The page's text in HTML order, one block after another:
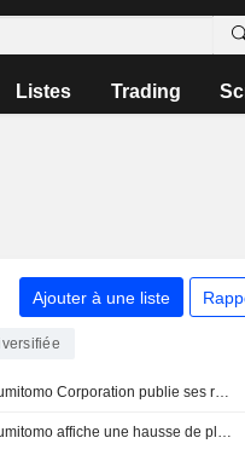
Listes Trading
Ajouter à une liste
Sumitomo Corporation publie ses résultats pour le premier trimestre clos le 30 juin 2026
Sumitomo affiche une hausse de plus de 11 % de son bénéfice au premier trimestre fiscal